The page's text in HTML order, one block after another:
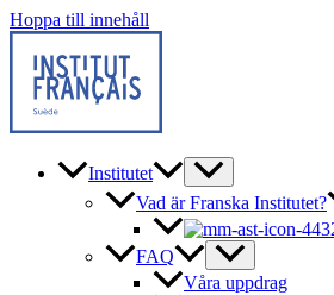
Hoppa till innehåll
Institutet
Vad är Franska Institutet?
FAQ
Våra uppdrag